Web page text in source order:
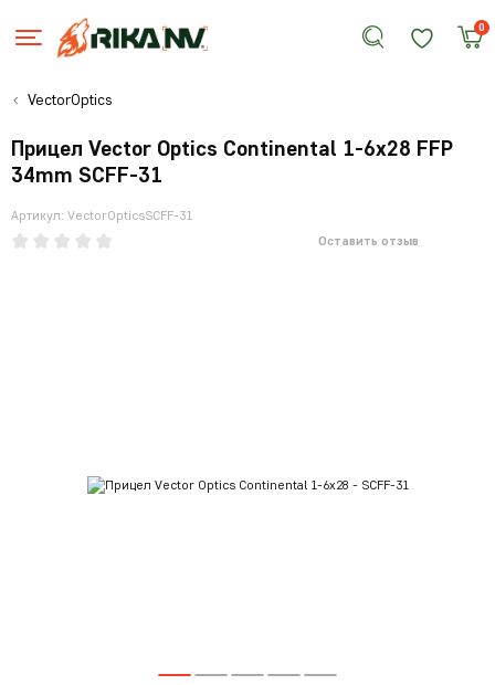
0
VectorOptics
Прицел Vector Optics Continental 1-6x28 FFP
34mm SCFF-31
Артикул: VectorOpticsSCFF-31
Оставить отзыв